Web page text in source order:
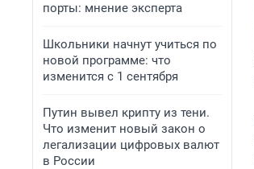
порты: мнение эксперта
Школьники начнут учиться по
новой программе: что
изменится с 1 сентября
Путин вывел крипту из тени.
Что изменит новый закон о
легализации цифровых валют
в России